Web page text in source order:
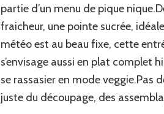
partie d’un menu de pique
fraicheur, une pointe sucrée,
météo est au beau fixe, cette
s’envisage aussi en plat complet
se rassasier en mode veggie.Pas
juste du découpage, des